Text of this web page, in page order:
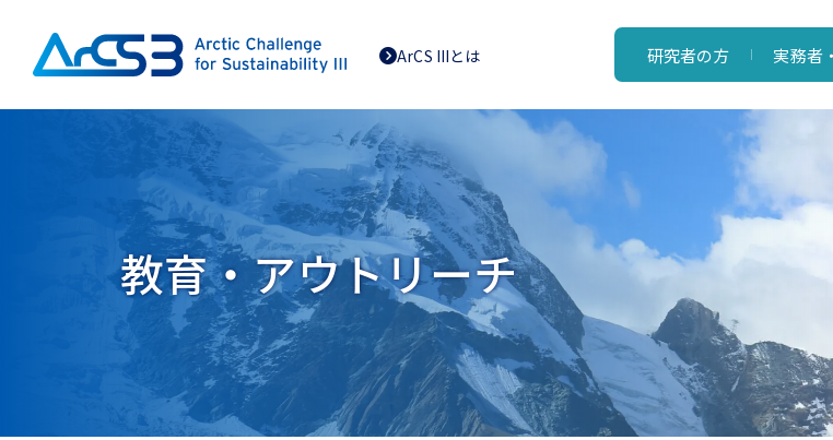
ArCS IIIとは 研究者の方 実務者
教育・アウトリーチ